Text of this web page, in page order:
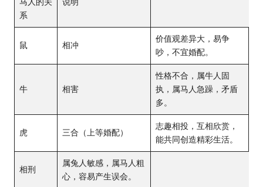
马人的关
系
说明
鼠 相冲
价值观差异大，易争
吵，不宜婚配。
牛 相害
性格不合，属牛人固
执，属马人急躁，矛盾
多。
虎 三合（上等婚配）
志趣相投，互相欣赏，
能共同创造精彩生活。
相刑
属兔人敏感，属马人粗
心，容易产生误会。